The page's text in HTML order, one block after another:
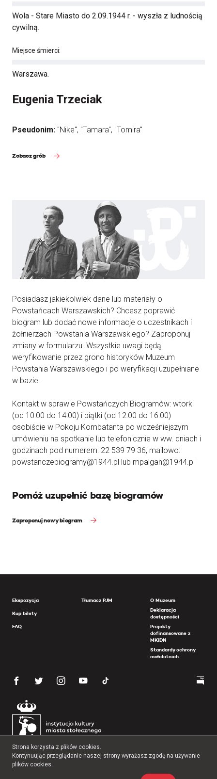
Wola - Stare Miasto do 2.09.1944 r. - wyszła z ludnością
cywilną.
Miejsce śmierci:
Warszawa.
Eugenia Trzeciak
Pseudonim: "Nike", "Tamara", "Tomira"
Zobacz grób
Posiadasz jakiekolwiek dane lub materiały o
Powstańcach Warszawskich? Chcesz poprawić
biogram lub dodać nowe informacje o uczestnikach i
żołnierzach Powstania Warszawskiego? Zaproponuj
zmiany w formularzu. Wszystkie uwagi będą
weryfikowanie przez grono historyków Muzeum
Powstania Warszawskiego i po weryfikacji uzupełniane
w bazie.
Kontakt w sprawie Powstańczych Biogramów: wtorki
(od 10:00 do 14:00) i piątki (od 12:00 do 16:00)
osobiście w Pokoju Kombatanta po wcześniejszym
umówieniu na spotkanie lub telefonicznie w ww. dniach i
godzinach pod numerem: 22 539 79 36, mailowo:
powstanczebiogramy@1944.pl lub mpalgan@1944.pl
Pomóż uzupełnić bazę biogramów
Zaproponuj nowy biogram
Ekspozycja
Kup bilety
FAQ
Tłumacz PJM
O Muzeum
Deklaracja
dostępności
Projekty
dofinansowane z
MKiDN
Standardy ochrony
małoletnich
Strona korzysta z plików cookies.
Kontynuując przeglądanie naszej strony wyrażasz zgodę na używanie
plików cookies.